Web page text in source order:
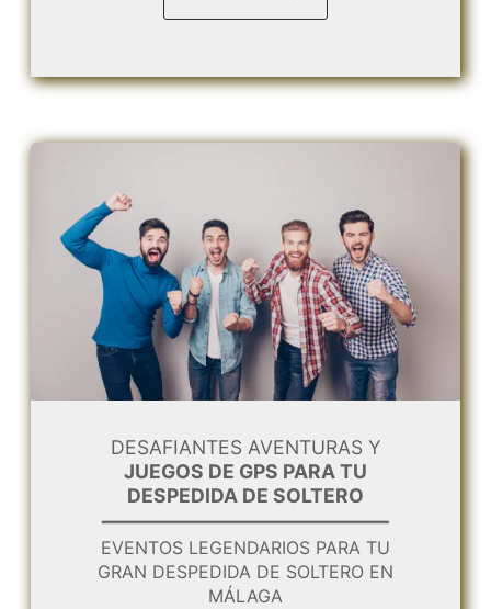
DESAFIANTES AVENTURAS Y
JUEGOS DE GPS PARA TU
DESPEDIDA DE SOLTERO
EVENTOS LEGENDARIOS PARA TU
GRAN DESPEDIDA DE SOLTERO EN
MÁLAGA